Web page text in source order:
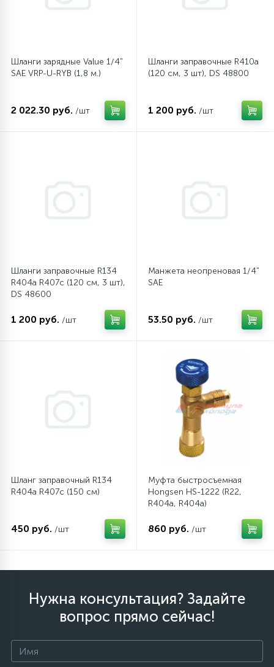
Смазки
5
Стекла люка
15
Улитки помп
12
Шкивы барабана
Шланги слива
Шланги зарядные Value 1/4"
SAE VRP-U-RYB (1,8 м.)
2 022.30 руб. /шт
Шланги заправочные R410a
(120 см, 3 шт), DS 48800
1 200 руб. /шт
Шланги заправочные R134
R404a R407c (120 см, 3 шт),
DS 48600
1 200 руб. /шт
Манжета неопреновая 1/4"
SAE
53.50 руб. /шт
Шланг заправочный R134
R404a R407c (150 см)
450 руб. /шт
Муфта быстросъемная
Hongsen HS-1222 (R22,
R404a, R404a)
860 руб. /шт
Нужна консультация? Задайте
вопрос прямо сейчас!